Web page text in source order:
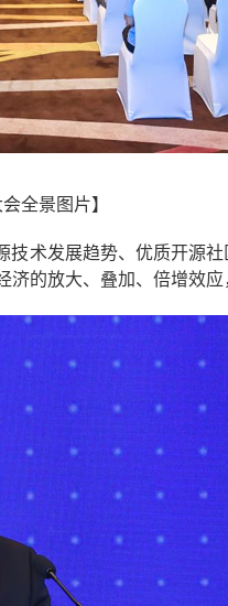
会全景图片】
技术发展趋势、优质开源
的放大、叠加、倍增效应